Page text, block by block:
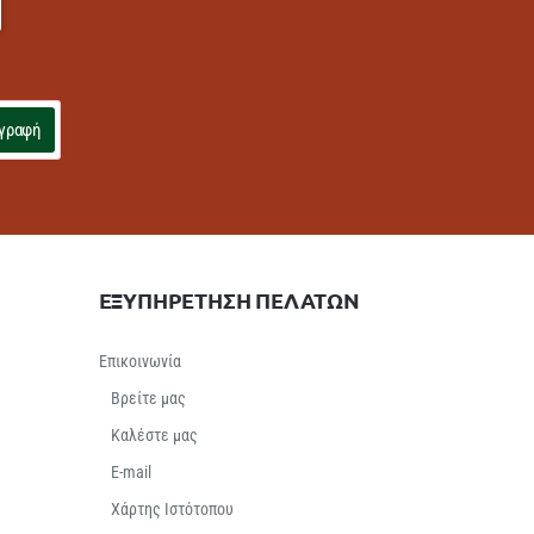
ΕΞΥΠΗΡΕΤΗΣΗ ΠΕΛΑΤΩΝ
Επικοινωνία
Βρείτε μας
Καλέστε μας
E-mail
Χάρτης Ιστότοπου